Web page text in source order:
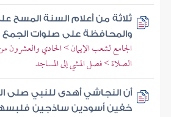
ثلاثة من أعلام السنة المسح
والمحافظة على صلوات
الجامع لشعب الإيمان > الحادي والعشرون
الصلاة > فصل المشي إلى المساجد
أن النجاشي أهدى للنبي صلى
خفين أسودين ساذجين